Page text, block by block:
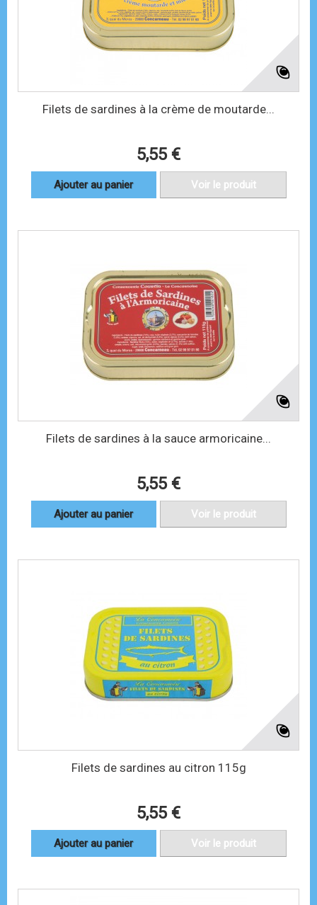
Filets de sardines à la crème de moutarde...
5,55 €
Ajouter au panier Voir le produit
Filets de sardines à la sauce armoricaine...
5,55 €
Ajouter au panier Voir le produit
Filets de sardines au citron 115g
5,55 €
Ajouter au panier Voir le produit